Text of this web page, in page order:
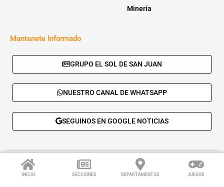
INICIO SECCIONES DEPARTAMENTOS JUEGOS
Minería
Mantenete Informado
GRUPO EL SOL DE SAN JUAN
NUESTRO CANAL DE WHATSAPP
SEGUINOS EN GOOGLE NOTICIAS
© 2026 - El Sol de San Juan. Todos los derechos reservados. |
Desarrolla:
Daskalos Solutions